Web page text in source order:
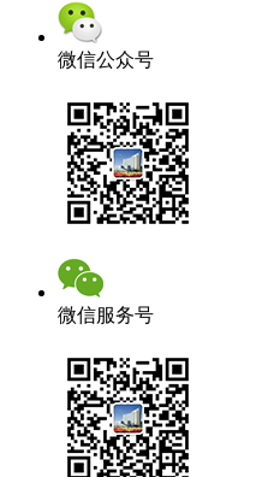
微信公众号
微信服务号